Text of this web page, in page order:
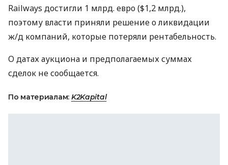
Railways достигли 1 млрд. евро ($1,2 млрд.),
поэтому власти приняли решение о ликвидации
ж/д компаний, которые потеряли рентабельность.
О датах аукциона и предполагаемых суммах
сделок не сообщается.
По материалам: K2Kapital